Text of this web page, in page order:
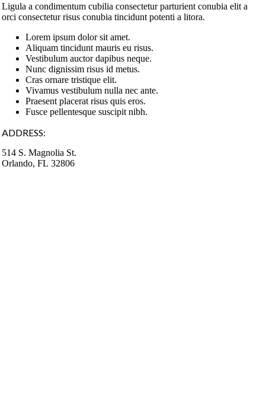
Ligula a condimentum cubilia consectetur parturient conubia elit a
orci consectetur risus conubia tincidunt potenti a litora.
Lorem ipsum dolor sit amet.
Aliquam tincidunt mauris eu risus.
Vestibulum auctor dapibus neque.
Nunc dignissim risus id metus.
Cras ornare tristique elit.
Vivamus vestibulum nulla nec ante.
Praesent placerat risus quis eros.
Fusce pellentesque suscipit nibh.
ADDRESS:
514 S. Magnolia St.
Orlando, FL 32806